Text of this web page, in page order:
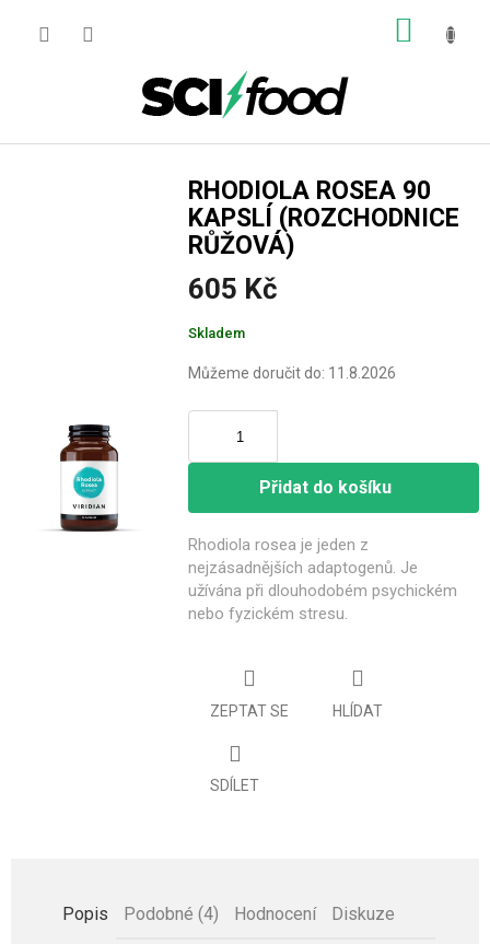
RHODIOLA ROSEA 90
KAPSLÍ (ROZCHODNICE
RŮŽOVÁ)
605 Kč
cena:
Skladem
Můžeme doručit do: 11.8.2026
Přidat do košíku
Rhodiola rosea je jeden z
nejzásadnějších adaptogenů. Je
užívána při dlouhodobém psychickém
nebo fyzickém stresu.
ZEPTAT SE HLÍDAT
SDÍLET
Popis Podobné (4) Hodnocení Diskuze